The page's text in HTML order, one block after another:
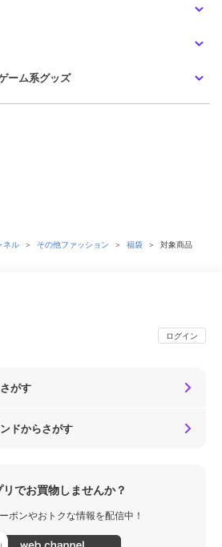
ーム系グッズ
ネル ＞ その他ファッション ＞ 福袋 ＞ 対象商品
ログイン
がす
ドからさがす
でお買物しませんか？
ポンやおトクな情報を配信中！